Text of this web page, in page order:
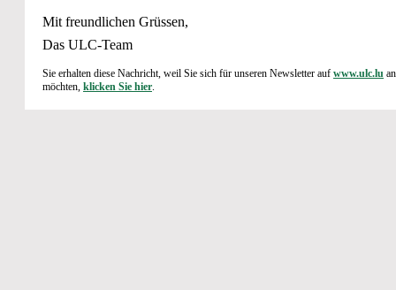
Mit freundlichen Grüssen,
Das ULC-Team
Sie erhalten diese Nachricht, weil Sie sich für unseren Newsletter auf www.ulc.lu
möchten, klicken Sie hier.